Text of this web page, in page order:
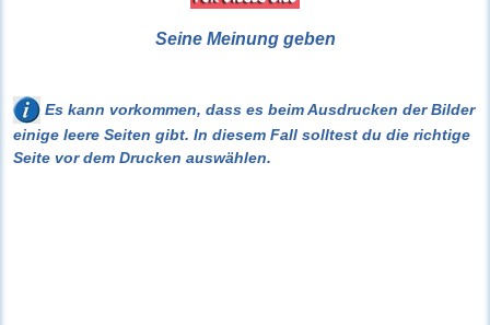
Seine Meinung geben
Es kann vorkommen, dass es beim Ausdrucken der Bilder
einige leere Seiten gibt. In diesem Fall solltest du die richtige
Seite vor dem Drucken auswählen.